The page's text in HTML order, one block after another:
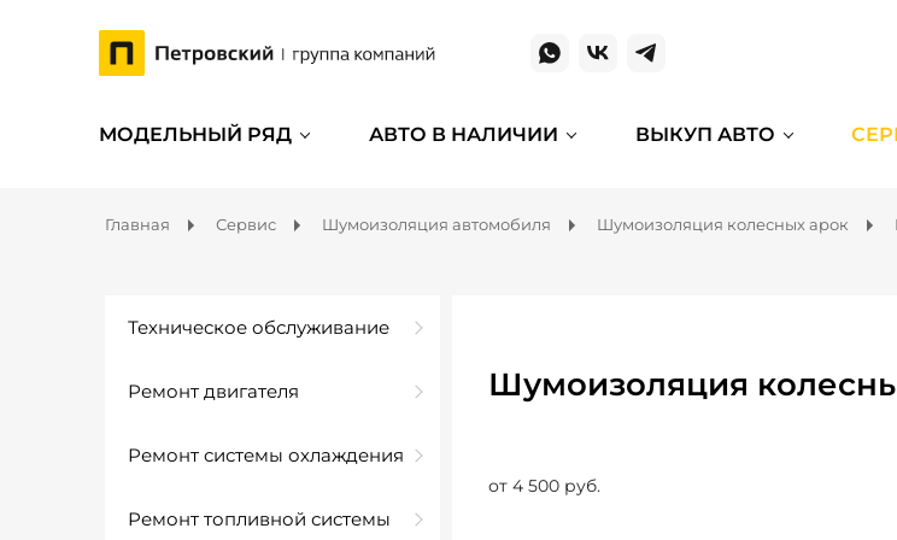
МОДЕЛЬНЫЙ РЯД АВТО В НАЛИЧИИ ВЫКУП АВТО
Главная Сервис Шумоизоляция автомобиля Шумоизоляция колесных арок
Техническое обслуживание
Ремонт двигателя
Ремонт системы охлаждения
Ремонт топливной системы
Шумоизоляция
от 4 500 руб.